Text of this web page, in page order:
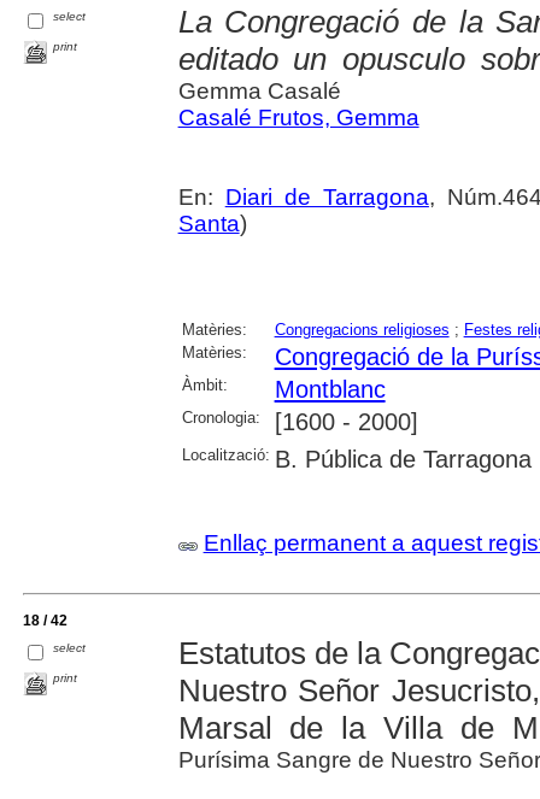
select
print
La Congregació de la
editado un opusculo
Gemma Casalé
Casalé Frutos, Gemma
En: Diari de Tarragona,
Santa)
Matèries: Congregacions religioses ; Festes
Matèries:
Congregació de la
Àmbit: Montblanc
Cronologia: [1600 - 2000]
Localització: B. Pública de Tarragona
Enllaç permanent a aquest
18 / 42
select
print
Estatutos de la
Nuestro Señor
Marsal de la Villa de
Purísima Sangre de Nuestro